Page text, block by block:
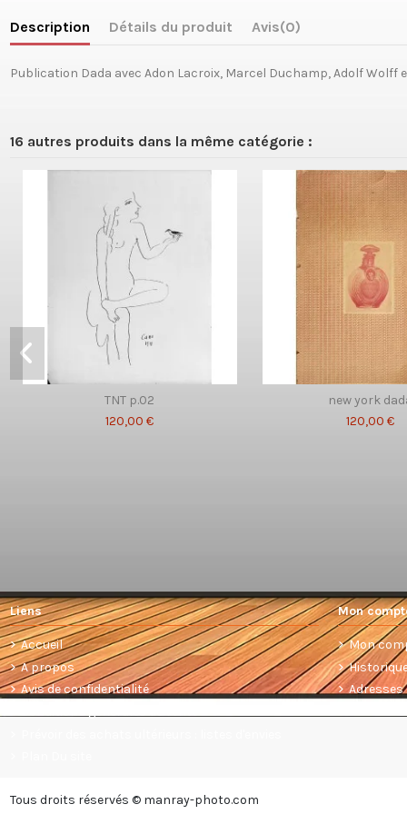
Description Détails du produit Avis(0)
Publication Dada avec Adon Lacroix, Marcel Duchamp, Adolf Wolff
16 autres produits dans la même catégorie :
TNT p.02
120,00 €
new york
120,00 €
Liens
Accueil
A propos
Avis de confidentialité
Mon
Mon
Adresses
Tous droits réservés © manray-photo.com